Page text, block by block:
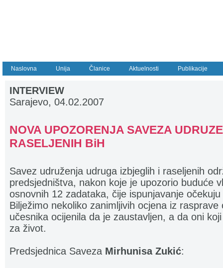
Naslovna Unija Članice Aktuelnosti Publikacije
INTERVIEW
Sarajevo, 04.02.2007
NOVA UPOZORENJA SAVEZA
RASELJENIH BiH
Savez udruženja udruga izbjeglih i raseljenih
predsjedništva, nakon koje je upozorio buduće
osnovnih 12 zadataka, čije ispunjavanje
Bilježimo nekoliko zanimljivih ocjena iz
učesnika ocijenila da je zaustavljen, a da oni
za život.
Predsjednica Saveza Mirhunisa Zukić: